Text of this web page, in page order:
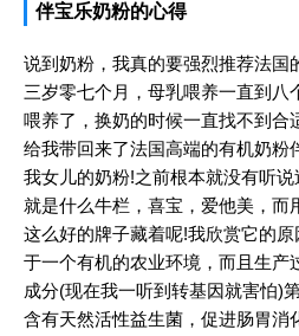
伴宝乐奶粉的心得
说到奶粉，我真的要强烈推荐法国
三岁零七个月，母乳喂养一直到八
喂养了，换奶的时候一直找不到合
给我带回来了法国高端的有机奶粉
我女儿的奶粉!之前根本就没有听
就是什么牛栏，喜宝，爱他美，而
这么好的牌子藏着呢!我欣赏它的
于一个有机的农业环境，而且生产
成分(现在我一听到转基因就害怕)
含有天然活性益生菌，促进肠胃消